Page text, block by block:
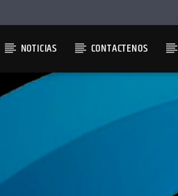
NOTICIAS CONTACTENOS